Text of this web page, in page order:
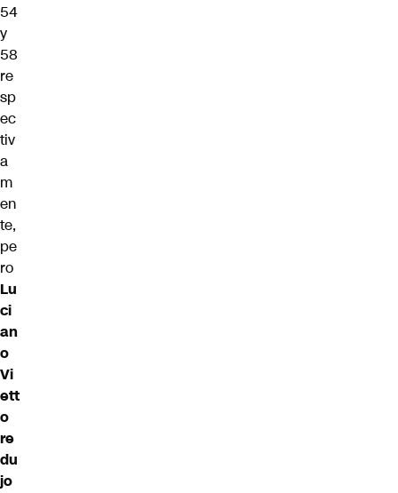
54
y
58
re
sp
ec
tiv
a
m
en
te,
pe
ro
Lu
ci
an
o
Vi
ett
o
re
du
jo